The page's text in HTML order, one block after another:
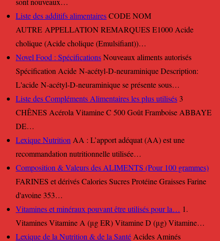
Liste des additifs alimentairesCODE NOM
AUTRE APPELLATION REMARQUES E1000 Acide
cholique (Acide cholique (Emulsifiant))…
Novel Food : SpécificationsNouveaux aliments autorisés
Spécification Acide N-acétyl-D-neuraminique Description:
L'acide N-acétyl-D-neuraminique se présente sous…
Liste des Compléments Alimentaires les plus utilisés 3
CHÊNES Acérola Vitamine C 500 Goût Framboise ABBAYE
DE…
Lexique NutritionAA : L’apport adéquat (AA) est une
recommandation nutritionnelle utilisée…
Composition & Valeurs des ALIMENTS (Pour 100 grammes)
FARINES et dérivés Calories Sucres Protéine Graisses Farine
d'avoine 353…
Vitamines et minéraux pouvant être utilisés pour la… 1.
Vitamines Vitamine A (μg ER) Vitamine D (μg) Vitamine…
Lexique de la Nutrition & de la SantéAcides Aminés